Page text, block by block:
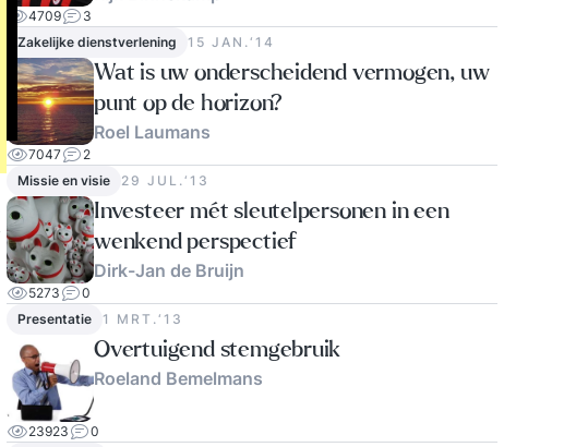
4709
3
Zakelijke dienstverlening
15 JAN.‘14
Wat is uw onderscheidend vermogen, uw
punt op de horizon?
Roel Laumans
7047
2
Missie en visie
29 JUL.‘13
Investeer mét sleutelpersonen in een
wenkend perspectief
Dirk-Jan de Bruijn
5273
0
Presentatie
1 MRT.‘13
Overtuigend stemgebruik
Roeland Bemelmans
23923
0